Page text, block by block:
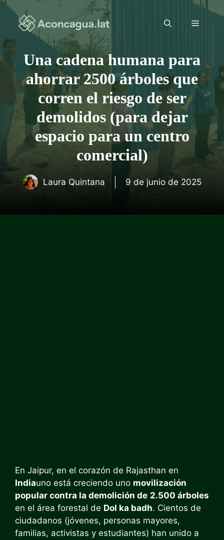
Saltar
contenido
Menú
Una cadena humana para
ahorrar 2500 árboles que
corren el riesgo de ser
demolidos (para dejar
espacio para un centro
comercial)
Laura Quintana 9 de junio de 2025
En Jaipur, en el corazón de Rajasthan en
Indiauno está creciendo uno movilización
popular contra la demolición de 2.500 árboles
en el área forestal de Dol ka badh. Cientos de
ciudadanos (jóvenes, personas mayores,
familias, activistas y estudiantes) han unido a